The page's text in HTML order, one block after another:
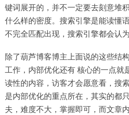
键词展开的，并不一定要去刻意堆
什么样的密度。搜索引擎是能读懂
不完全匹配出现，搜索引擎都会认为
除了葫芦博客博主上面说的这些结
工作，内部优化还有 核心的一点就
读性的内容，访客才会愿意看，搜
是内部优化的重点所在，其实的都
夫，难度不大，掌握即可，而文章